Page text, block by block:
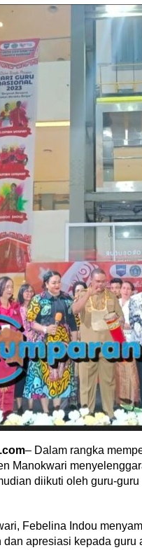
– Dalam rangka
Manokwari
diikuti oleh guru-
Febelina Indou
apresiasi kepada